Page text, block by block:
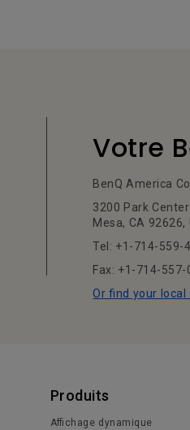
Votre
BenQ America
3200 Park
Mesa, CA 92626,
Tel: +1-714-559-
Fax: +1-714-557-
Or find your local
Produits
Affichage dynamique